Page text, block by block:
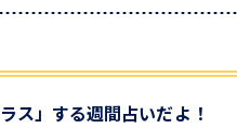
ス」する週間占いだよ！